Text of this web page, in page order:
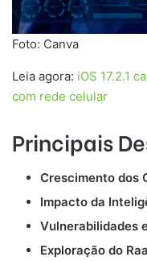
Foto: Canva
Leia agora: iOS 17.2.1
com rede celular
Principais
Crescimento dos
Impacto da
Vulnerabilidades
Exploração do